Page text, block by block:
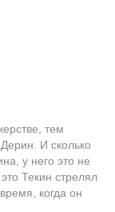
тем
И сколько
у него это не
Текин стрелял
когда он